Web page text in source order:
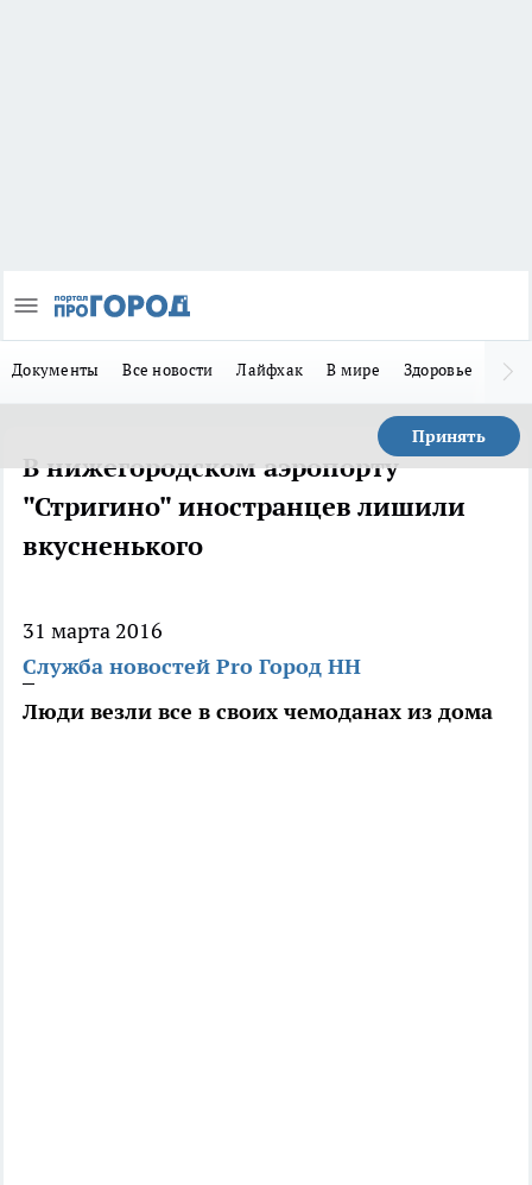
Документы Все новости Лайфхак В мире Здоровье
Принять
В нижегородском аэропорту
"Стригино" иностранцев лишили
вкусненького
31 марта 2016
Служба новостей Pro Город НН
Люди везли все в своих чемоданах из дома